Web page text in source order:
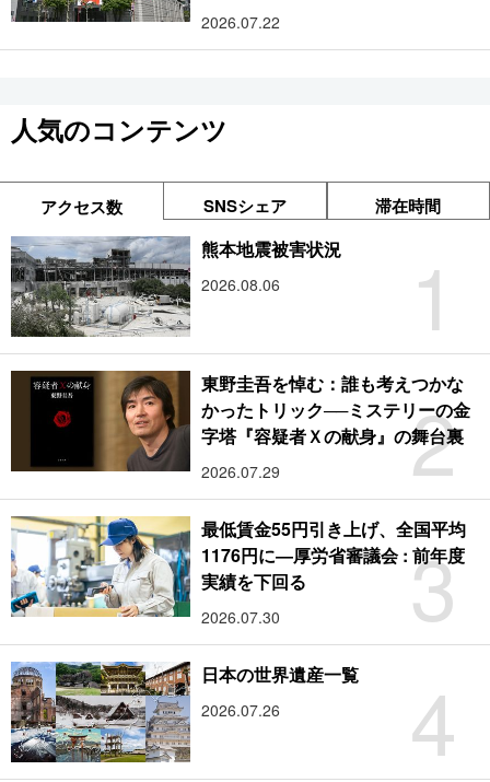
2026.07.22
人気のコンテンツ
アクセス数 SNSシェア 滞在時間
1
熊本地震被害状況
2026.08.06
2
東野圭吾を悼む：誰も考えつかな
かったトリック──ミステリーの金
字塔『容疑者Ｘの献身』の舞台裏
2026.07.29
3
最低賃金55円引き上げ、全国平均
1176円に―厚労省審議会 : 前年度
実績を下回る
2026.07.30
4
日本の世界遺産一覧
2026.07.26